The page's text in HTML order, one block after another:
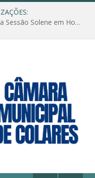
Câmara Municipal de Colares realiza Sessão Solene em Homenagem ao Dia das Mães